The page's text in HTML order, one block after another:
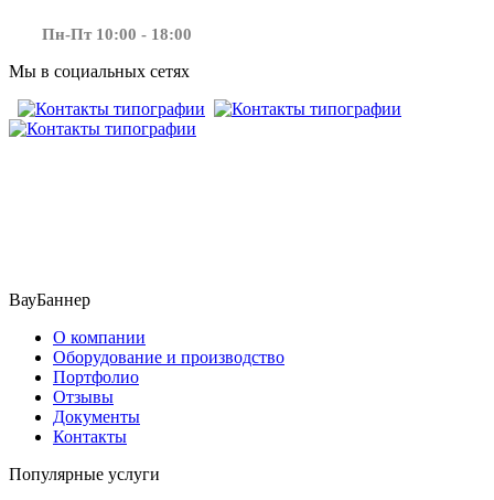
Пн-Пт 10:00 - 18:00
Мы в социальных сетях
ВауБаннер
О компании
Оборудование и производство
Портфолио
Отзывы
Документы
Контакты
Популярные услуги